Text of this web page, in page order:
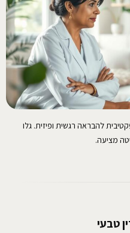
להבראה רגשית ופיזית. גלו
מציעה.
טבעי